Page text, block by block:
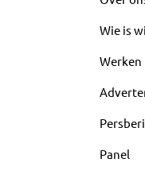
Wie is
Panel